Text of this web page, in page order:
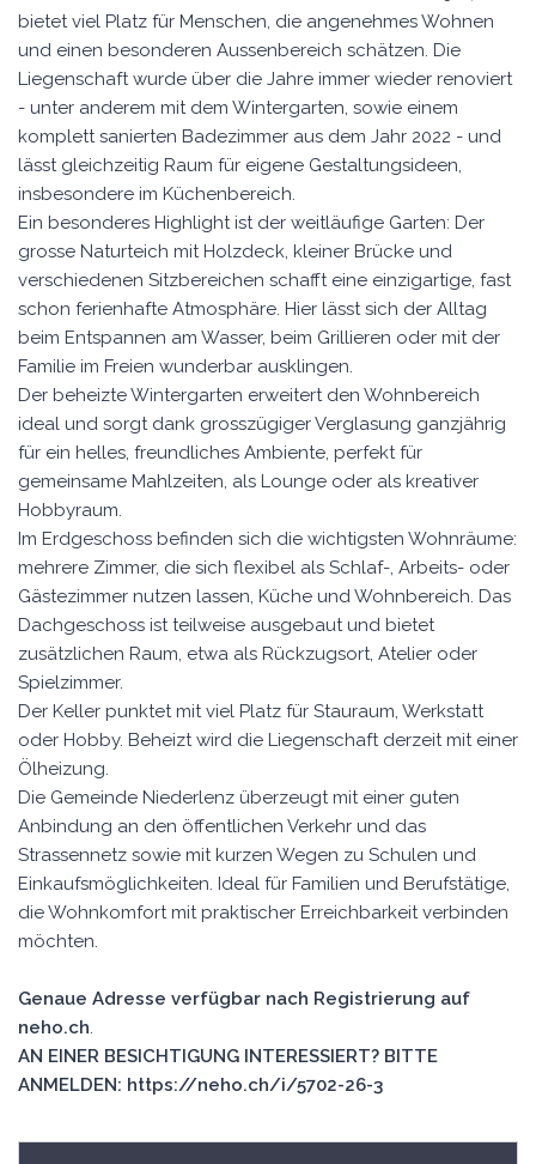
bietet viel Platz für Menschen, die angenehmes Wohnen
und einen besonderen Aussenbereich schätzen. Die
Liegenschaft wurde über die Jahre immer wieder renoviert
- unter anderem mit dem Wintergarten, sowie einem
komplett sanierten Badezimmer aus dem Jahr 2022 - und
lässt gleichzeitig Raum für eigene Gestaltungsideen,
insbesondere im Küchenbereich.
Ein besonderes Highlight ist der weitläufige Garten: Der
grosse Naturteich mit Holzdeck, kleiner Brücke und
verschiedenen Sitzbereichen schafft eine einzigartige, fast
schon ferienhafte Atmosphäre. Hier lässt sich der Alltag
beim Entspannen am Wasser, beim Grillieren oder mit der
Familie im Freien wunderbar ausklingen.
Der beheizte Wintergarten erweitert den Wohnbereich
ideal und sorgt dank grosszügiger Verglasung ganzjährig
für ein helles, freundliches Ambiente, perfekt für
gemeinsame Mahlzeiten, als Lounge oder als kreativer
Hobbyraum.
Im Erdgeschoss befinden sich die wichtigsten Wohnräume:
mehrere Zimmer, die sich flexibel als Schlaf-, Arbeits- oder
Gästezimmer nutzen lassen, Küche und Wohnbereich. Das
Dachgeschoss ist teilweise ausgebaut und bietet
zusätzlichen Raum, etwa als Rückzugsort, Atelier oder
Spielzimmer.
Der Keller punktet mit viel Platz für Stauraum, Werkstatt
oder Hobby. Beheizt wird die Liegenschaft derzeit mit einer
Ölheizung.
Die Gemeinde Niederlenz überzeugt mit einer guten
Anbindung an den öffentlichen Verkehr und das
Strassennetz sowie mit kurzen Wegen zu Schulen und
Einkaufsmöglichkeiten. Ideal für Familien und Berufstätige,
die Wohnkomfort mit praktischer Erreichbarkeit verbinden
möchten.
Genaue Adresse verfügbar nach Registrierung auf
neho.ch.
AN EINER BESICHTIGUNG INTERESSIERT? BITTE
ANMELDEN: https://neho.ch/i/5702-26-3